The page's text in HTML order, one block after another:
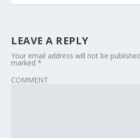
LEAVE A REPLY
Your email address will not be
marked*
COMMENT